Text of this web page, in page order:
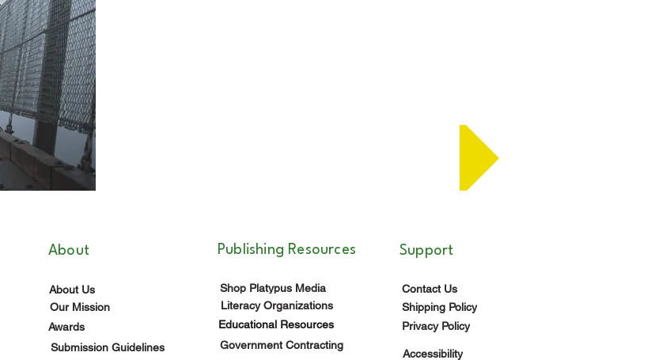
About
About Us
Our Mission
Awards
Submission Guidelines
Publishing Resources
Shop Platypus Media
Literacy Organizations
Educational Resources
Government Contracting
Support
Contact Us
Shipping Policy
Privacy Policy
Accessibility